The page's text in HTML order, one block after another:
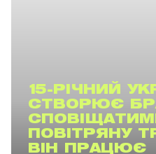
15-РІЧНИЙ
СТВОРЮЄ
ПОВІТРЯНУ
ВІН ПРАЦЮЄ